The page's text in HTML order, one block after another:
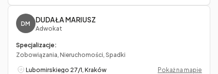
DM DUDAŁA MARIUSZ
Adwokat
Specjalizacje:
Zobowiązania, Nieruchomości, Spadki
Lubomirskiego 27/1, Kraków
Pokaż na mapie